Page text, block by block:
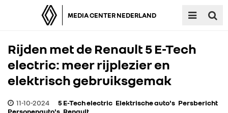
MEDIA CENTER NEDERLAND
Rijden met de Renault 5 E-Tech
electric: meer rijplezier en
elektrisch gebruiksgemak
11-10-2024 5 E-Tech electric Elektrische auto's Persbericht
Personenauto's Renault